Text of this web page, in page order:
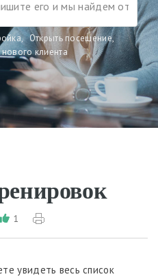
, Открыть посещение,
нового клиента
1
увидеть весь список